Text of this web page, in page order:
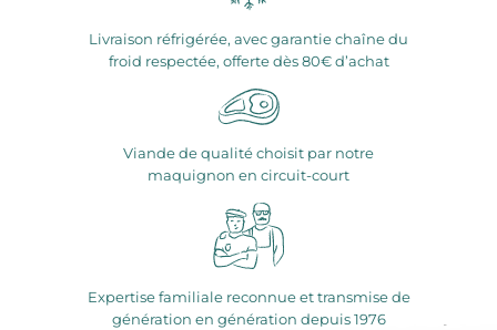
Livraison réfrigérée, avec garantie chaîne du
froid respectée, offerte dès 80€ d’achat
Viande de qualité choisit par notre
maquignon en circuit-court
Expertise familiale reconnue et transmise de
génération en génération depuis 1976